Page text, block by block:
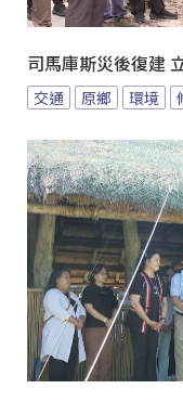
司馬庫斯災後復建
交通 原鄉 環境